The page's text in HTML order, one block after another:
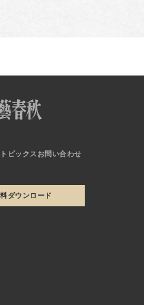
トピックス お問い合わせ
ダウンロード